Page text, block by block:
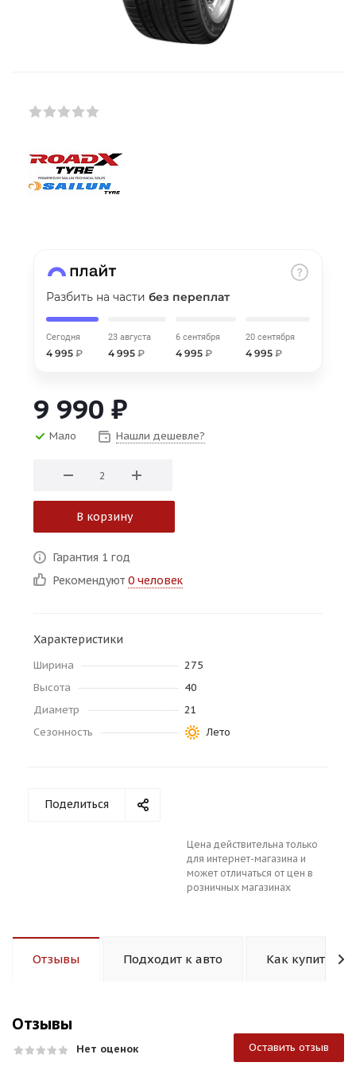
Добавляйте товары
25 % картой любого банка
Получайте товар
выбранный способом
по 25%каждые 2 недели
Подробнее
8 800 302-02-51
Разбить на части без переплат
Сегодня
4 995 ₽
23 августа
4 995 ₽
6 сентября
4 995 ₽
20 сентября
4 995 ₽
9 990 ₽
Мало Нашли дешевле?
В корзину
Гарантия 1 год
Рекомендуют 0 человек
Характеристики
Ширина
275
Высота
40
Диаметр
21
Сезонность
Лето
Поделиться
Цена действительна только
для интернет-магазина и
может отличаться от цен в
розничных магазинах
Отзывы Подходит к авто Как купить
Отзывы
Нет оценок Оставить отзыв